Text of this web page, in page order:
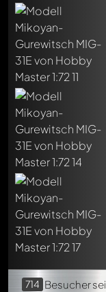
714 Besucher
Schreibe jetzt
Jeder
werden. Es ist wie
Erwähne
Verwendung eines
automatisch